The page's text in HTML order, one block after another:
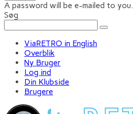
A password will be e-mailed to you.
Søg
ViaRETRO in English
Overblik
Ny Bruger
Log ind
Din Klubside
Brugere